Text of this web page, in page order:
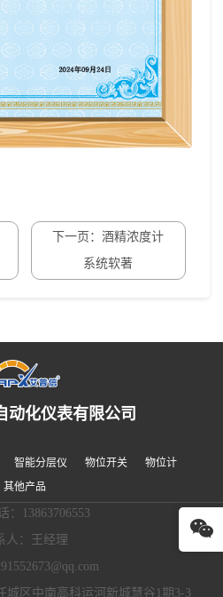
下一页：酒精浓度计
系统软著
动化仪表有限公司
智能分层仪 物位开关
物位计
其他产品
：13863706553
人：王经理
城区中南高科运河新城慧谷1期3-3